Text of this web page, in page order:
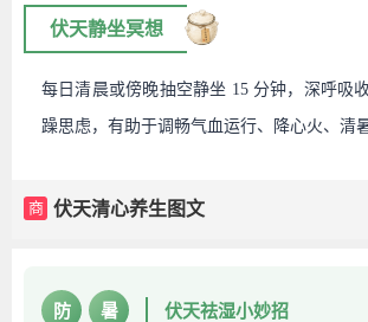
伏天静坐冥想
每日清晨或傍晚抽空静坐 15 分钟，深呼吸
躁思虑，有助于调畅气血运行、降心火、清暑
商 伏天清心养生图文
防 暑 伏天祛湿小妙招